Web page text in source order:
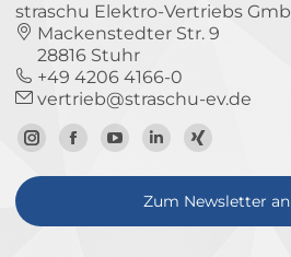
straschu Elektro-Vertriebs
Mackenstedter Str. 9
28816 Stuhr
+49 4206 4166-0
vertrieb@straschu-ev.de
Zum
Instagram-
Zur
Facebook-
Zum
YouTube-
Kanal
Zum
LinkedIn-
Profil
Zum
Xing-
Profil
Zum Newsletter